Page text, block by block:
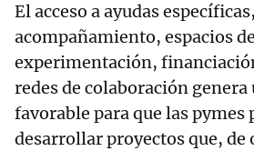
El acceso a ayudas
acompañamiento, espacios de
experimentación,
redes de colaboración
favorable para que las pymes
desarrollar proyectos que, de